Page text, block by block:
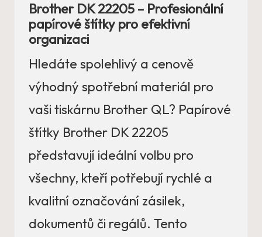
Brother DK 22205 – Profesionální
papírové štítky pro efektivní
organizaci
Hledáte spolehlivý a cenově
výhodný spotřební materiál pro
vaši tiskárnu Brother QL? Papírové
štítky Brother DK 22205
představují ideální volbu pro
všechny, kteří potřebují rychlé a
kvalitní označování zásilek,
dokumentů či regálů. Tento